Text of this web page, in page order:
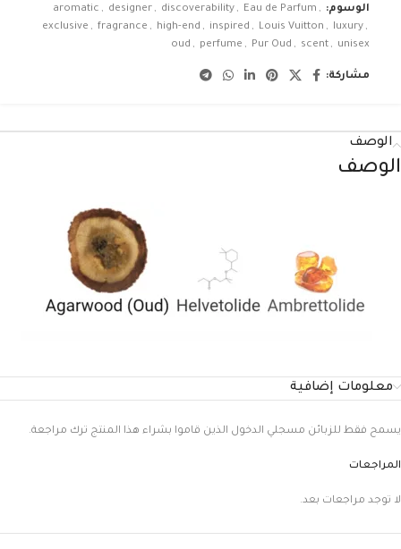
الوسوم:
aromatic , designer , discoverability , Eau de Parfum ,
exclusive , fragrance , high-end , inspired , Louis Vuitton , luxury ,
oud , perfume , Pur Oud , scent , unisex
مشاركة:
الوصف
الوصف
معلومات إضافية
المراجعات
لا توجد مراجعات بعد.
يسمح فقط للزبائن مسجلي الدخول الذين قاموا بشراء هذا المنتج ترك مراجعة.